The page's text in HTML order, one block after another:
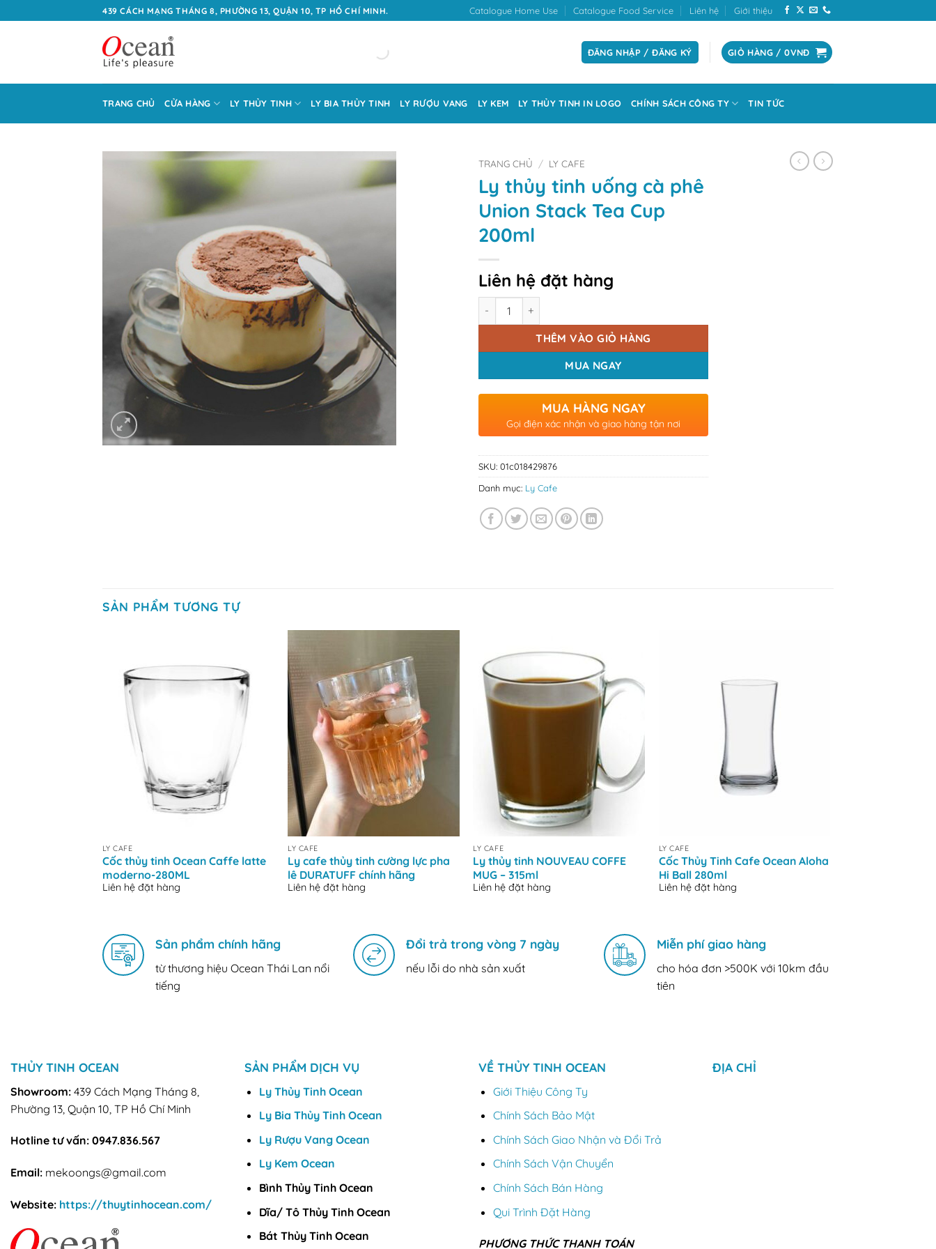
qua
439 CÁCH MẠNG THÁNG 8, PHƯỜNG 13, QUẬN 10, TP HỒ CHÍ MINH. Catalogue Home Use Catalogue Food Service Liên hệ Giới thiệu
ĐĂNG NHẬP / ĐĂNG KÝ GIỎ HÀNG /0VNĐ
TRANG CHỦ CỬA HÀNG LY THỦY TINH LY BIA THỦY TINH LY RƯỢU VANG LY KEM LY THỦY TINH IN LOGO CHÍNH SÁCH CÔNG TY TIN TỨC
TRANG CHỦ / LY CAFE
Ly thủy tinh uống cà phê
Union Stack Tea Cup
200ml
Liên hệ đặt hàng
Số lượng
THÊM VÀO GIỎ HÀNG
MUA NGAY
MUA HÀNG NGAY
Gọi điện xác nhận và giao hàng tận nơi
SKU: 01c018429876
Danh mục: Ly Cafe
SẢN PHẨM TƯƠNG TỰ
LY CAFE
Cốc thủy tinh Ocean Caffe latte
moderno-280ML
Liên hệ đặt hàng
+
LY CAFE
Ly cafe thủy tinh cường lực pha
lê DURATUFF chính hãng
Liên hệ đặt hàng
LY CAFE
Ly thủy tinh NOUVEAU COFFE
MUG – 315ml
Liên hệ đặt hàng
LY CAFE
Cốc Thủy Tinh Cafe Ocean Aloha
Hi Ball 280ml
Liên hệ đặt hàng
Sản phẩm chính hãng
từ thương hiệu Ocean Thái Lan nổi
tiếng
Đổi trả trong vòng 7 ngày
nếu lỗi do nhà sản xuất
Miễn phí giao hàng
cho hóa đơn >500K với 10km đầu
tiên
THỦY TINH OCEAN
Showroom: 439 Cách Mạng Tháng 8,
Phường 13, Quận 10, TP Hồ Chí Minh
Hotline tư vấn: 0947.836.567
Email: mekoongs@gmail.com
Website: https://thuytinhocean.com/
SẢN PHẨM DỊCH VỤ
Ly Thủy Tinh Ocean
Ly Bia Thủy Tinh Ocean
Ly Rượu Vang Ocean
Ly Kem Ocean
Bình Thủy Tinh Ocean
Dĩa/ Tô Thủy Tinh Ocean
Bát Thủy Tinh Ocean
VỀ THỦY TINH OCEAN
Giới Thiệu Công Ty
Chính Sách Bảo Mật
Chính Sách Giao Nhận và Đổi Trả
Chính Sách Vận Chuyển
Chính Sách Bán Hàng
Qui Trình Đặt Hàng
PHƯƠNG THỨC THANH TOÁN
ĐỊA CHỈ